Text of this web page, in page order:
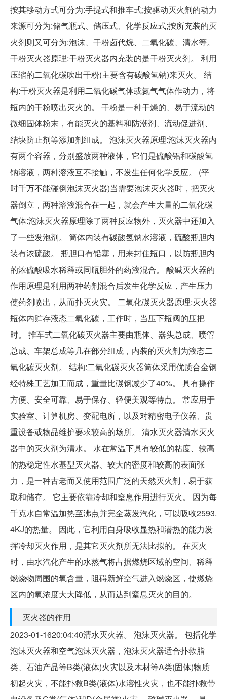
按其移动方式可分为:手提式和推车式;按驱动灭火剂的动力
来源可分为:储气瓶式、储压式、化学反应式;按所充装的灭
火剂则又可分为:泡沫、干粉卤代烷、二氧化碳、清水等。
干粉灭火器原理:干粉灭火器内充装的是干粉灭火剂。 利用
压缩的二氧化碳吹出干粉(主要含有碳酸氢钠)来灭火。 结
构:干粉灭火器是利用二氧化碳气体或氮气气体作动力，将
瓶内的干粉喷出灭火的。 干粉是一种干燥的、易于流动的
微细固体粉末，有能灭火的基料和防潮剂、流动促进剂、
结块防止剂等添加剂组成。 泡沫灭火器原理:泡沫灭火器内
有两个容器，分别盛放两种液体，它们是硫酸铝和碳酸氢
钠溶液，两种溶液互不接触，不发生任何化学反应。 (平
时千万不能碰倒泡沫灭火器)当需要泡沫灭火器时，把灭火
器倒立，两种溶液混合在一起，就会产生大量的二氧化碳
气体:泡沫灭火器原理除了两种反应物外，灭火器中还加入
了一些发泡剂。 筒体内装有碳酸氢钠水溶液，硫酸瓶胆内
装有浓硫酸。 瓶胆口有铅塞，用来封住瓶口，以防瓶胆内
的浓硫酸吸水稀释或同瓶胆外的药液混合。 酸碱灭火器的
作用原理是利用两种药剂混合后发生化学反应，产生压力
使药剂喷出，从而扑灭火灾。 二氧化碳灭火器原理:灭火器
瓶体内贮存液态二氧化碳，工作时，当压下瓶阀的压把
时。 推车式二氧化碳灭火器主要由瓶体、器头总成、喷管
总成、车架总成等几在部分组成，内装的灭火剂为液态二
氧化碳灭火剂。 结构:二氧化碳灭火器筒体采用优质合金钢
经特殊工艺加工而成，重量比碳钢减少了40%。 具有操作
方便、安全可靠、易于保存、轻便美观等特点。 常应用于
实验室、计算机房、变配电所，以及对精密电子仪器、贵
重设备或物品维护要求较高的场所。 清水灭火器清水灭火
器中的灭火剂为清水。 水在常温下具有较低的粘度、较高
的热稳定性水基型灭火器、较大的密度和较高的表面张
力，是一种古老而又使用范围广泛的天然灭火剂，易于获
取和储存。 它主要依靠冷却和窒息作用进行灭火。 因为每
千克水自常温加热至沸点并完全蒸发汽化，可以吸收2593.
4KJ的热量。 因此，它利用自身吸收显热和潜热的能力发
挥冷却灭火作用，是其它灭火剂所无法比拟的。 在灭火
时，由水汽化产生的水蒸气将占据燃烧区域的空间、稀释
燃烧物周围的氧含量，阻碍新鲜空气进入燃烧区，使燃烧
区内的氧浓度大大降低，从而达到窒息灭火的目的。
灭火器的作用
2023-01-1620:04:40清水灭火器。 泡沫灭火器。 包括化学
泡沫灭火器和空气泡沫灭火器，泡沫灭火器适合扑救脂
类、石油产品等B类(液体)火灾以及木材等A类(固体)物质
初起火灾，不能扑救B类(液体)水溶性火灾，也不能扑救带